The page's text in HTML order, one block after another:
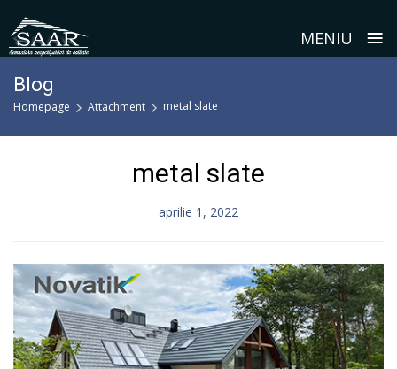
MENIU ≡
content
Blog
Homepage Attachment metal slate
metal slate
aprilie 1, 2022